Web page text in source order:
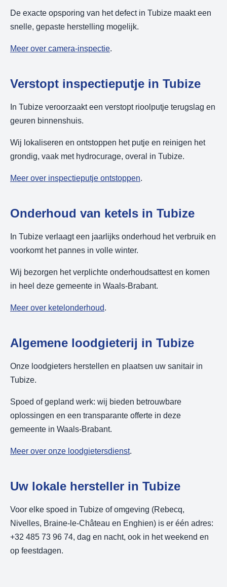
De exacte opsporing van het defect in Tubize maakt een
snelle, gepaste herstelling mogelijk.
Meer over camera-inspectie.
Verstopt inspectieputje in Tubize
In Tubize veroorzaakt een verstopt rioolputje terugslag en
geuren binnenshuis.
Wij lokaliseren en ontstoppen het putje en reinigen het
grondig, vaak met hydrocurage, overal in Tubize.
Meer over inspectieputje ontstoppen.
Onderhoud van ketels in Tubize
In Tubize verlaagt een jaarlijks onderhoud het verbruik en
voorkomt het pannes in volle winter.
Wij bezorgen het verplichte onderhoudsattest en komen
in heel deze gemeente in Waals-Brabant.
Meer over ketelonderhoud.
Algemene loodgieterij in Tubize
Onze loodgieters herstellen en plaatsen uw sanitair in
Tubize.
Spoed of gepland werk: wij bieden betrouwbare
oplossingen en een transparante offerte in deze
gemeente in Waals-Brabant.
Meer over onze loodgietersdienst.
Uw lokale hersteller in Tubize
Voor elke spoed in Tubize of omgeving (Rebecq,
Nivelles, Braine-le-Château en Enghien) is er één adres:
+32 485 73 96 74, dag en nacht, ook in het weekend en
op feestdagen.